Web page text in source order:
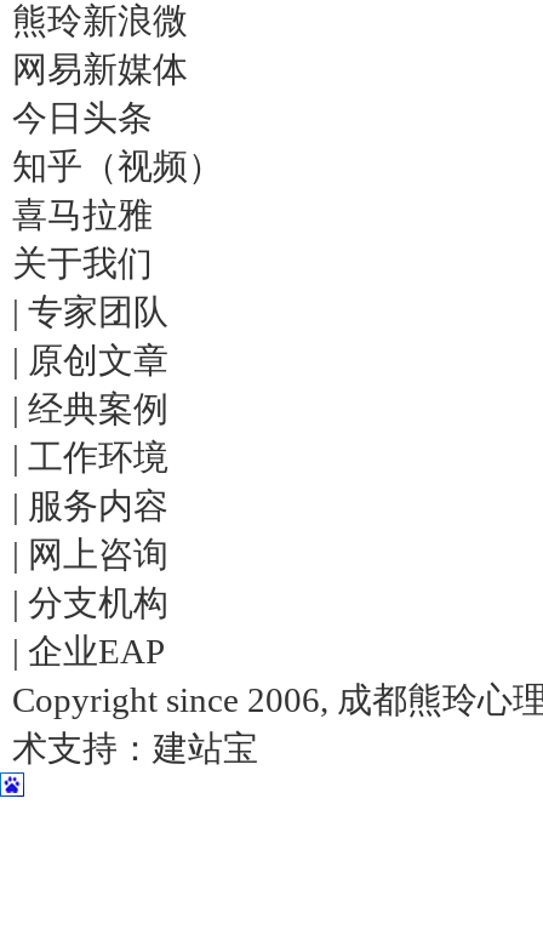
熊玲新浪微
网易新媒体
今日头条
知乎（视频）
喜马拉雅
关于我们
| 专家团队
| 原创文章
| 经典案例
| 工作环境
| 服务内容
| 网上咨询
| 分支机构
| 企业EAP
Copyright since 2006, 成都熊玲心
术支持： 建站宝